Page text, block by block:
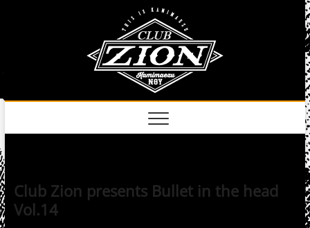
Club Zion presents Bullet in the head
Vol.14